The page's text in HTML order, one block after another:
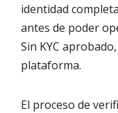
identidad
antes de poder
Sin KYC
plataforma.
El proceso de